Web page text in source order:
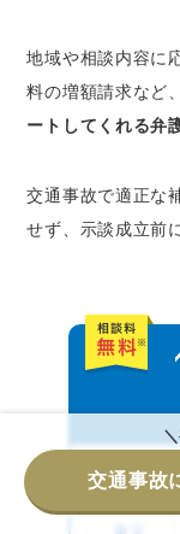
地域や相談内容に
料の増額請求など、
ートしてくれる弁
交通事故で適正な
せず、示談成立前
関東エリア
交通事故